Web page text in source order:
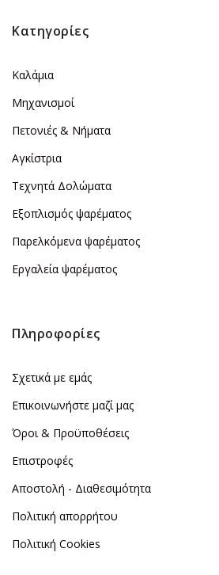
Κατηγορίες
Καλάμια
Μηχανισμοί
Πετονιές & Νήματα
Αγκίστρια
Τεχνητά Δολώματα
Εξοπλισμός ψαρέματος
Παρελκόμενα ψαρέματος
Εργαλεία ψαρέματος
Πληροφορίες
Σχετικά με εμάς
Επικοινωνήστε μαζί μας
Όροι & Προϋποθέσεις
Επιστροφές
Αποστολή - Διαθεσιμότητα
Πολιτική απορρήτου
Πολιτική Cookies